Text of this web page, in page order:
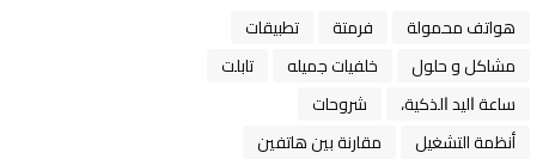
هواتف محمولة فرمتة
تطبيقات
مشاكل و حلول
خلفيات جميله
تابلت
ﺳﺎﻋﺔ ﺍﻟﻴﺪ ﺍﻟﺬﻛﻴﺔ،
شروحات
أنظمة التشغيل
مقارنة بين هاتفين